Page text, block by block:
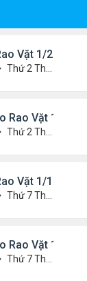
Vặt 1/21/22-
Thứ 2 Tháng 1 24, 2022 10:25 pm
Rao Vặt 1/21/
Thứ 2 Tháng 1 24, 2022 10:20 pm
Vặt 1/14/22-
Thứ 7 Tháng 1 15, 2022 8:54 pm
Rao Vặt 1/14/
Thứ 7 Tháng 1 15, 2022 8:49 pm